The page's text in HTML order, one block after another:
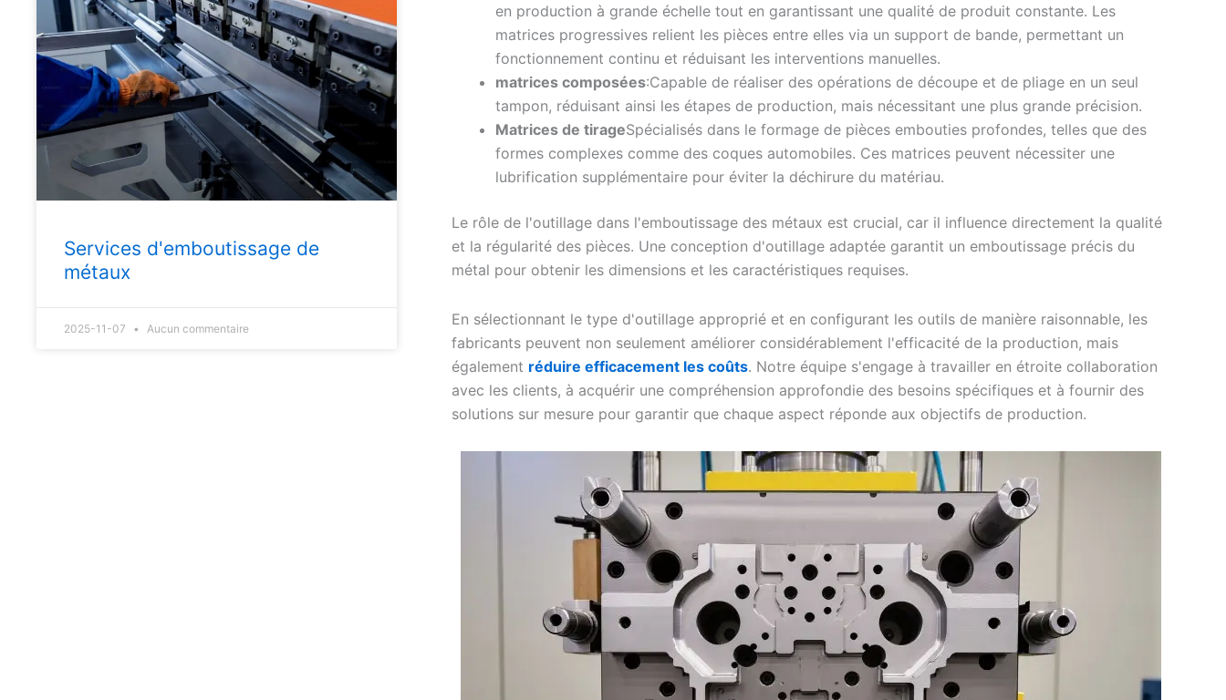
Services d'emboutissage de
métaux
2025-11-07 Aucun commentaire
en production à grande échelle tout en garantissant une qualité de produit constante. Les
matrices progressives relient les pièces entre elles via un support de bande, permettant un
fonctionnement continu et réduisant les interventions manuelles.
matrices composées:Capable de réaliser des opérations de découpe et de pliage en un seul
tampon, réduisant ainsi les étapes de production, mais nécessitant une plus grande précision.
Matrices de tirageSpécialisés dans le formage de pièces embouties profondes, telles que des
formes complexes comme des coques automobiles. Ces matrices peuvent nécessiter une
lubrification supplémentaire pour éviter la déchirure du matériau.
Le rôle de l'outillage dans l'emboutissage des métaux est crucial, car il influence directement la qualité
et la régularité des pièces. Une conception d'outillage adaptée garantit un emboutissage précis du
métal pour obtenir les dimensions et les caractéristiques requises.
En sélectionnant le type d'outillage approprié et en configurant les outils de manière raisonnable, les
fabricants peuvent non seulement améliorer considérablement l'efficacité de la production, mais
également réduire efficacement les coûts. Notre équipe s'engage à travailler en étroite collaboration
avec les clients, à acquérir une compréhension approfondie des besoins spécifiques et à fournir des
solutions sur mesure pour garantir que chaque aspect réponde aux objectifs de production.